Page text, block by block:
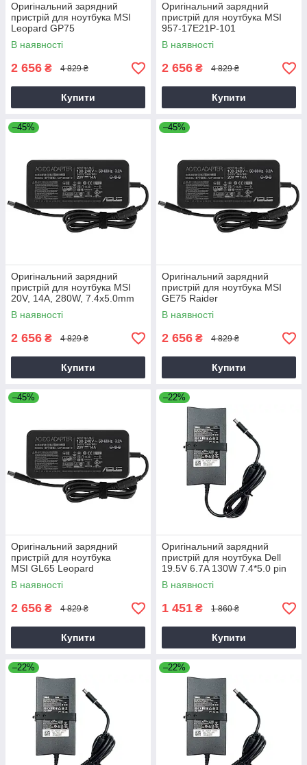
Оригінальний зарядний
пристрій для ноутбука MSI
Leopard GP75
В наявності
2 656 ₴ 4 829 ₴
Купити
Оригінальний зарядний
пристрій для ноутбука MSI
957-17E21P-101
В наявності
2 656 ₴ 4 829 ₴
Купити
–45%
Оригінальний зарядний
пристрій для ноутбука MSI
20V, 14A, 280W, 7.4x5.0mm
В наявності
2 656 ₴ 4 829 ₴
Купити
–45%
Оригінальний зарядний
пристрій для ноутбука MSI
GE75 Raider
В наявності
2 656 ₴ 4 829 ₴
Купити
–45%
Оригінальний зарядний
пристрій для ноутбука
MSI GL65 Leopard
В наявності
2 656 ₴ 4 829 ₴
Купити
–22%
Оригінальний зарядний
пристрій для ноутбука Dell
19.5V 6.7A 130W 7.4*5.0 pin
Slim (PA-4E)
В наявності
1 451 ₴ 1 860 ₴
Купити
–22% –22%